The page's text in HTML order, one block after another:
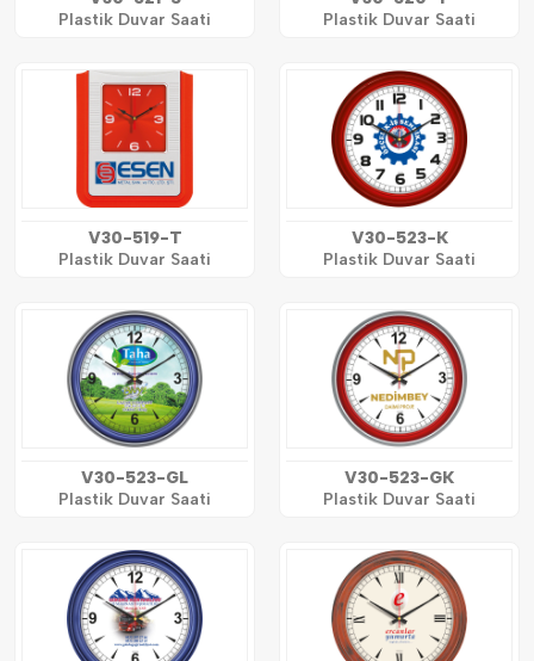
Plastik Duvar Saati
Plastik Duvar Saati
V30-519-T
Plastik Duvar Saati
V30-523-K
Plastik Duvar Saati
V30-523-GL
Plastik Duvar Saati
V30-523-GK
Plastik Duvar Saati